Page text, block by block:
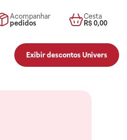
Acompanhar
pedidos
Cesta
R$ 0,00
Exibir descontos Univers